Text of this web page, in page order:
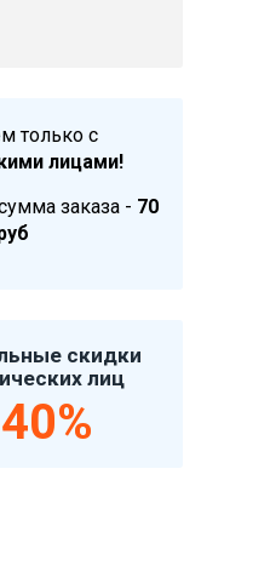
только с
лицами!
заказа - 70
скидки
лиц